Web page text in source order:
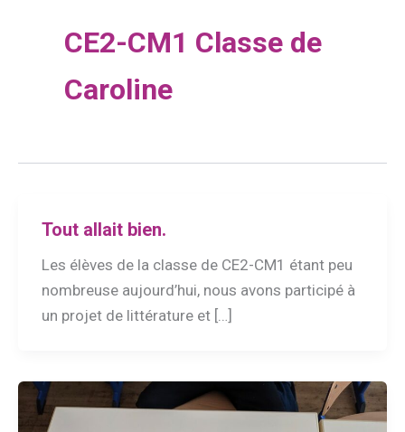
CE2-CM1 Classe de
Caroline
Tout allait bien.
Les élèves de la classe de CE2-CM1 étant peu
nombreuse aujourd’hui, nous avons participé à
un projet de littérature et […]